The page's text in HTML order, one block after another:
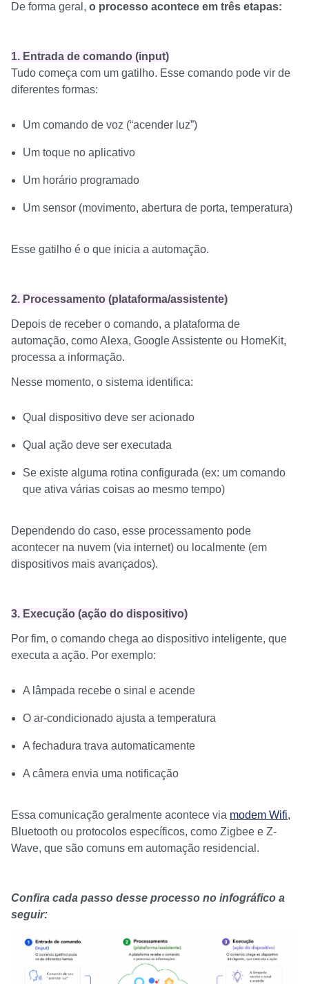
De forma geral, o processo acontece em três etapas:
1. Entrada de comando (input)
Tudo começa com um gatilho. Esse comando pode vir de
diferentes formas:
Um comando de voz (“acender luz”)
Um toque no aplicativo
Um horário programado
Um sensor (movimento, abertura de porta, temperatura)
Esse gatilho é o que inicia a automação.
2. Processamento (plataforma/assistente)
Depois de receber o comando, a plataforma de
automação, como Alexa, Google Assistente ou HomeKit,
processa a informação.
Nesse momento, o sistema identifica:
Qual dispositivo deve ser acionado
Qual ação deve ser executada
Se existe alguma rotina configurada (ex: um comando
que ativa várias coisas ao mesmo tempo)
Dependendo do caso, esse processamento pode
acontecer na nuvem (via internet) ou localmente (em
dispositivos mais avançados).
3. Execução (ação do dispositivo)
Por fim, o comando chega ao dispositivo inteligente, que
executa a ação. Por exemplo:
A lâmpada recebe o sinal e acende
O ar-condicionado ajusta a temperatura
A fechadura trava automaticamente
A câmera envia uma notificação
Essa comunicação geralmente acontece via modem Wifi,
Bluetooth ou protocolos específicos, como Zigbee e Z-
Wave, que são comuns em automação residencial.
Confira cada passo desse processo no infográfico a
seguir: